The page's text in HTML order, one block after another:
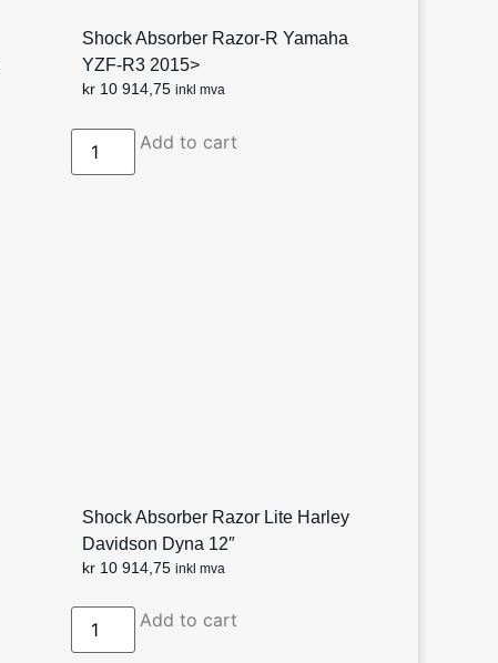
Shock Absorber Razor-R Yamaha
YZF-R3 2015>
kr 10 914,75 inkl mva
Add to cart
Shock Absorber Razor Lite Harley
Davidson Dyna 12″
kr 10 914,75 inkl mva
Add to cart